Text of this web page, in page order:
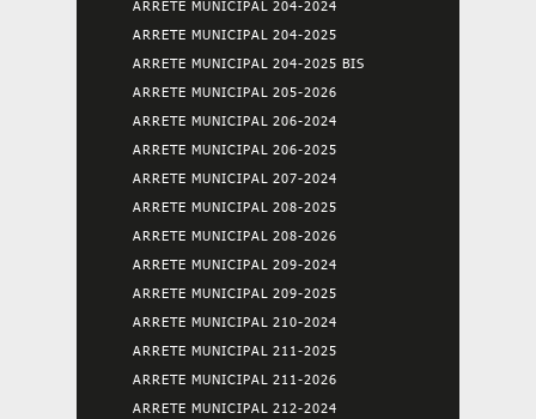
ARRETE MUNICIPAL 204-2024
ARRETE MUNICIPAL 204-2025
ARRETE MUNICIPAL 204-2025 BIS
ARRETE MUNICIPAL 205-2026
ARRETE MUNICIPAL 206-2024
ARRETE MUNICIPAL 206-2025
ARRETE MUNICIPAL 207-2024
ARRETE MUNICIPAL 208-2025
ARRETE MUNICIPAL 208-2026
ARRETE MUNICIPAL 209-2024
ARRETE MUNICIPAL 209-2025
ARRETE MUNICIPAL 210-2024
ARRETE MUNICIPAL 211-2025
ARRETE MUNICIPAL 211-2026
ARRETE MUNICIPAL 212-2024